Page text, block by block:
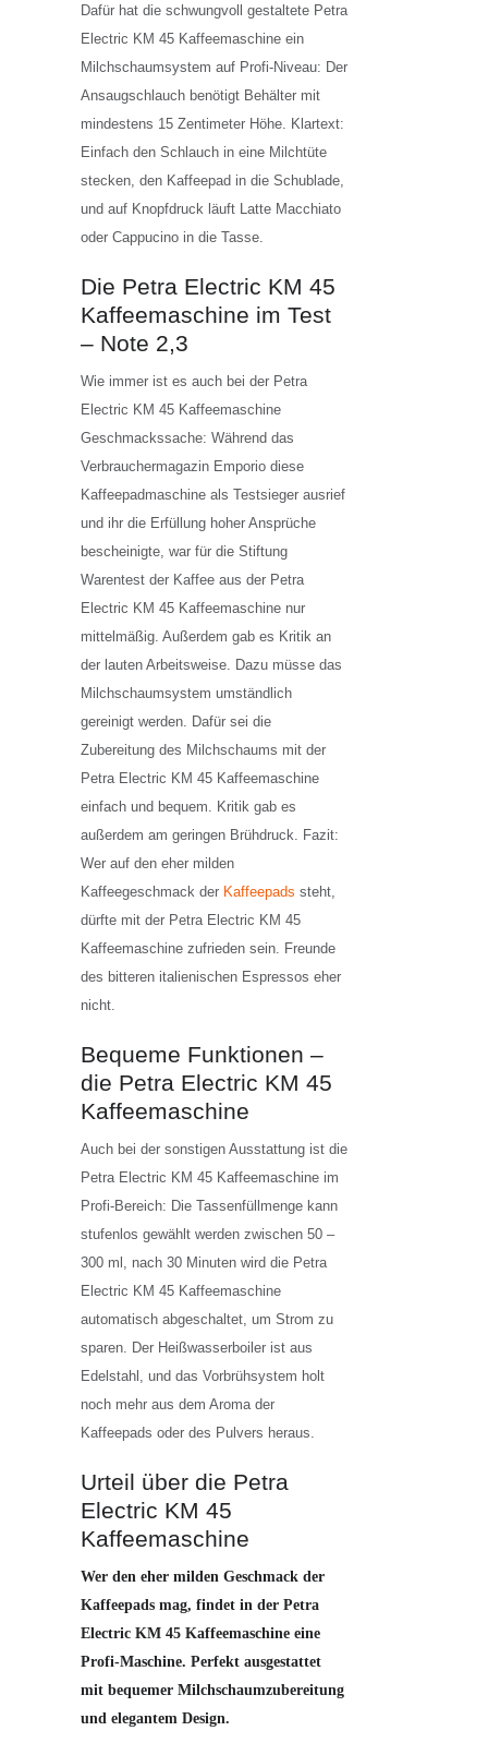
Dafür hat die schwungvoll gestaltete Petra
Electric KM 45 Kaffeemaschine ein
Milchschaumsystem auf Profi-Niveau: Der
Ansaugschlauch benötigt Behälter mit
mindestens 15 Zentimeter Höhe. Klartext:
Einfach den Schlauch in eine Milchtüte
stecken, den Kaffeepad in die Schublade,
und auf Knopfdruck läuft Latte Macchiato
oder Cappucino in die Tasse.
Die Petra Electric KM 45
Kaffeemaschine im Test
– Note 2,3
Wie immer ist es auch bei der Petra
Electric KM 45 Kaffeemaschine
Geschmackssache: Während das
Verbrauchermagazin Emporio diese
Kaffeepadmaschine als Testsieger ausrief
und ihr die Erfüllung hoher Ansprüche
bescheinigte, war für die Stiftung
Warentest der Kaffee aus der Petra
Electric KM 45 Kaffeemaschine nur
mittelmäßig. Außerdem gab es Kritik an
der lauten Arbeitsweise. Dazu müsse das
Milchschaumsystem umständlich
gereinigt werden. Dafür sei die
Zubereitung des Milchschaums mit der
Petra Electric KM 45 Kaffeemaschine
einfach und bequem. Kritik gab es
außerdem am geringen Brühdruck. Fazit:
Wer auf den eher milden
Kaffeegeschmack der Kaffeepads steht,
dürfte mit der Petra Electric KM 45
Kaffeemaschine zufrieden sein. Freunde
des bitteren italienischen Espressos eher
nicht.
Bequeme Funktionen –
die Petra Electric KM 45
Kaffeemaschine
Auch bei der sonstigen Ausstattung ist die
Petra Electric KM 45 Kaffeemaschine im
Profi-Bereich: Die Tassenfüllmenge kann
stufenlos gewählt werden zwischen 50 –
300 ml, nach 30 Minuten wird die Petra
Electric KM 45 Kaffeemaschine
automatisch abgeschaltet, um Strom zu
sparen. Der Heißwasserboiler ist aus
Edelstahl, und das Vorbrühsystem holt
noch mehr aus dem Aroma der
Kaffeepads oder des Pulvers heraus.
Urteil über die Petra
Electric KM 45
Kaffeemaschine
Wer den eher milden Geschmack der
Kaffeepads mag, findet in der Petra
Electric KM 45 Kaffeemaschine eine
Profi-Maschine. Perfekt ausgestattet
mit bequemer Milchschaumzubereitung
und elegantem Design.